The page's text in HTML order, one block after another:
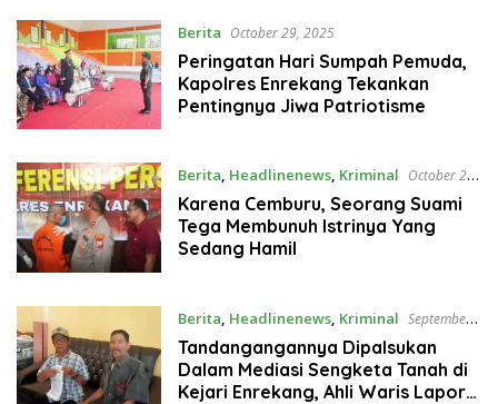
Berita October 29, 2025
Peringatan Hari Sumpah Pemuda,
Kapolres Enrekang Tekankan
Pentingnya Jiwa Patriotisme
Berita, Headlinenews, Kriminal October 22,
2025
Karena Cemburu, Seorang Suami
Tega Membunuh Istrinya Yang
Sedang Hamil
Berita, Headlinenews, Kriminal September
27, 2025
Tandangangannya Dipalsukan
Dalam Mediasi Sengketa Tanah di
Kejari Enrekang, Ahli Waris Lapor